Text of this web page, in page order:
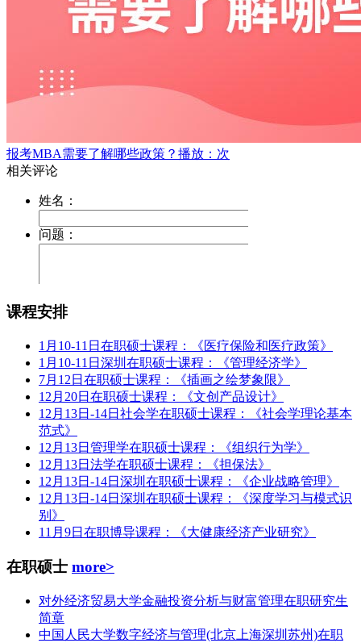
报考MBA需要了解哪些政策？ 播放：次
课程安排
1月10-11日在职硕士课程：《医疗保险和医疗政策》
1月10-11日深圳在职硕士课程：《管理经济学》
7月12日在职硕士课程：《插画之绘梦象限》
12月20日在职硕士课程：《文创产品设计》
12月13日-14日社会学在职硕士课程：《社会学理论基本
范式》
12月13日管理学在职硕士课程：《组织行为学》
12月13日法学在职硕士课程：《担保法》
12月13日-14日深圳在职硕士课程：《企业战略管理》
12月13日-14日深圳在职硕士课程：《深度学习与模式识
别》
11月9日在职博导课程：《大健康经济产业研究》
在职硕士 more>
对外经济贸易大学金融投资分析与财富管理在职研究生
简章
中国人民大学数字经济与管理(北京上海深圳苏州)在职